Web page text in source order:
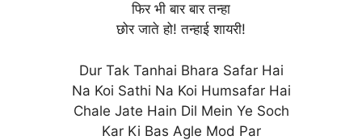
फिर भी बार बार तन्हा
छोर जाते हो! तन्हाई शायरी!
Dur Tak Tanhai Bhara Safar Hai
Na Koi Sathi Na Koi Humsafar Hai
Chale Jate Hain Dil Mein Ye Soch
Kar Ki Bas Agle Mod Par